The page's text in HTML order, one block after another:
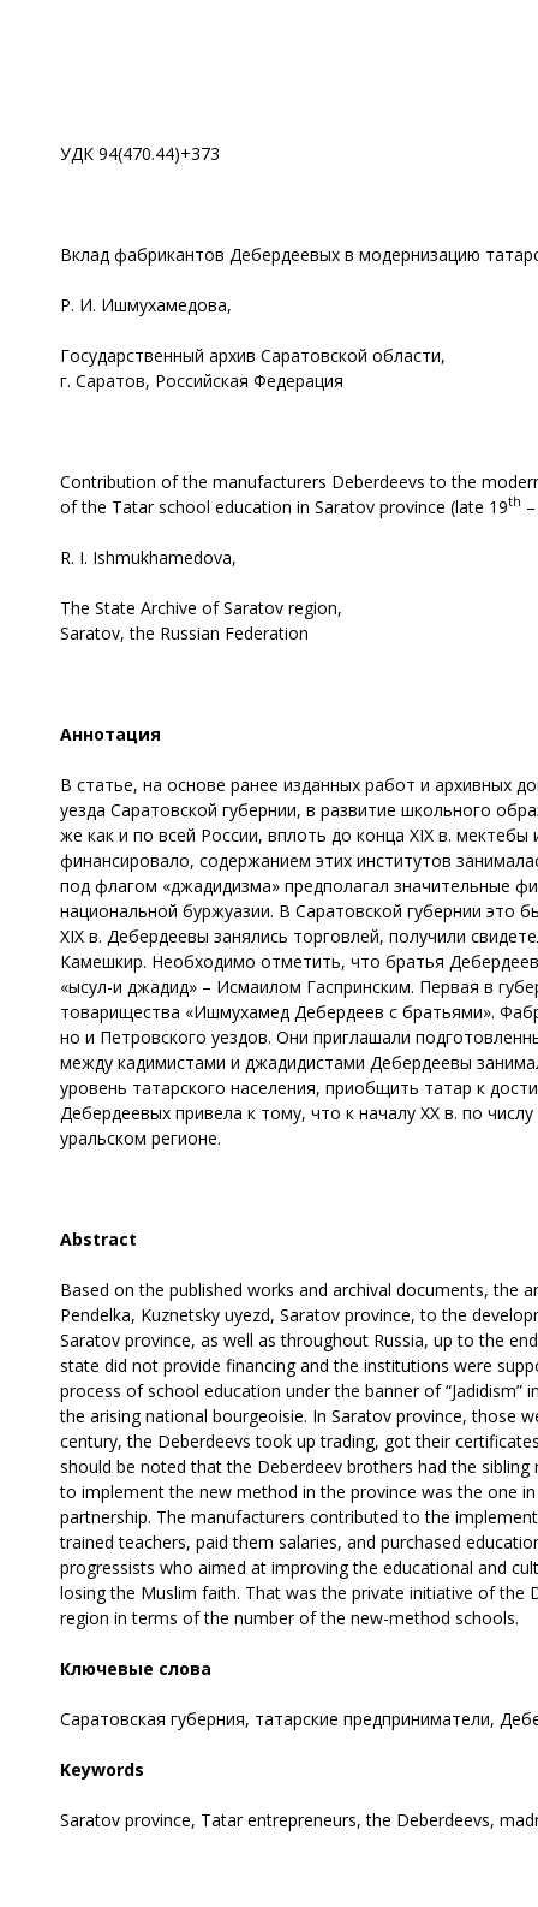
УДК 94(470.44)+373
Вклад фабрикантов Дебердеевых в модернизацию
Р. И. Ишмухамедова,
Государственный архив Саратовской области,
г. Саратов, Российская Федерация
Contribution of the manufacturers Deberdeevs to the
of the Tatar school education in Saratov province (late 19th
R. I. Ishmukhamedova,
The State Archive of Saratov region,
Saratov, the Russian Federation
Аннотация
В статье, на основе ранее изданных работ и архивных
уезда Саратовской губернии, в развитие школьного
же как и по всей России, вплоть до конца XIX в.
финансировало, содержанием этих институтов
под флагом «джадидизма» предполагал значительные
национальной буржуазии. В Саратовской губернии это
XIX в. Дебердеевы занялись торговлей, получили
Камешкир. Необходимо отметить, что братья
«ысул-и джадид» – Исмаилом Гаспринским. Первая в
товарищества «Ишмухамед Дебердеев с братьями».
но и Петровского уездов. Они приглашали
между кадимистами и джадидистами Дебердеевы
уровень татарского населения, приобщить татар к
Дебердеевых привела к тому, что к началу XX в. по
уральском регионе.
Abstract
Based on the published works and archival documents,
Pendelka, Kuznetsky uyezd, Saratov province, to the
Saratov province, as well as throughout Russia, up to the
state did not provide financing and the institutions were
process of school education under the banner of
the arising national bourgeoisie. In Saratov province, those
century, the Deberdeevs took up trading, got their
should be noted that the Deberdeev brothers had the
to implement the new method in the province was the one
partnership. The manufacturers contributed to the
trained teachers, paid them salaries, and purchased
progressists who aimed at improving the educational and
losing the Muslim faith. That was the private initiative of the
region in terms of the number of the new-method schools.
Ключевые слова
Саратовская губерния, татарские предприниматели,
Keywords
Saratov province, Tatar entrepreneurs, the Deberdeevs,